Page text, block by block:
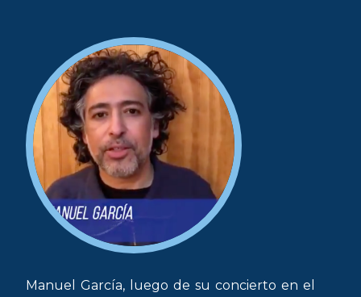
Manuel García, luego de su concierto en el